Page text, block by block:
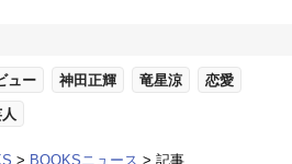
ュー 神田正輝 竜星涼 恋愛
BOOKSニュース 記事